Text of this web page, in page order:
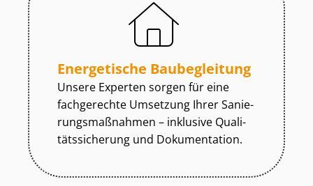
Energetische Baubegleitung
Unsere Experten sorgen für eine
fachgerechte Umsetzung Ihrer Sa­nie­
rungs­maß­nah­men – inklusive Qua­li­
täts­si­che­rung und Dokumentation.